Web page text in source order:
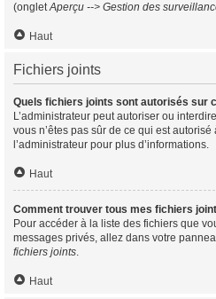
(ongletAperçu --> Gestion des
Haut
Fichiers joints
Quels fichiers joints sont autorisés sur
L’administrateur peut autoriser ou
vous n’êtes pas sûr de ce qui est
l’administrateur pour plus d’informations.
Haut
Comment trouver tous mes fichiers
Pour accéder à la liste des fichiers que
messages privés, allez dans votre
fichiers joints.
Haut